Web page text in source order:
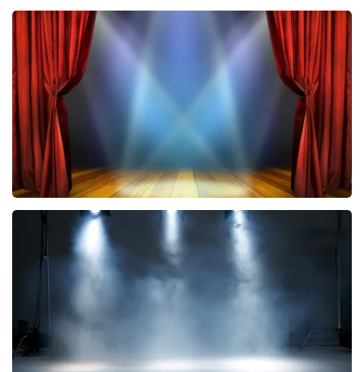
Teddy Swims
535 laatste 30 minuten
BESTEL NU
40 45 De Musical
laatste 30 minuten
BESTEL NU